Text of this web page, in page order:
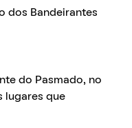
dos Bandeirantes
do Pasmado, no
lugares que